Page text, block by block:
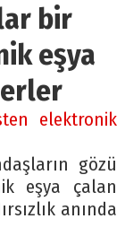
bir
eşya
elektronik
gözü
eşya çalan
anında